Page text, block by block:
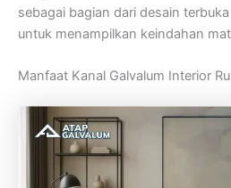
sebagai bagian dari desain
untuk menampilkan keindahan
Manfaat Kanal Galvalum Interior